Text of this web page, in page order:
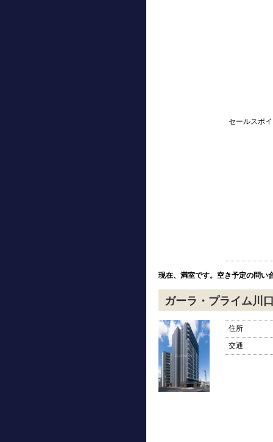
セールスポ
現在、満室です。空き予定の問い
ガーラ・プライム川
住所
交通